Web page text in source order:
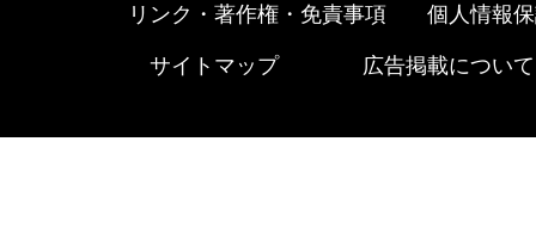
リンク・著作権・免責事項 個人情報
サイトマップ 広告掲載について